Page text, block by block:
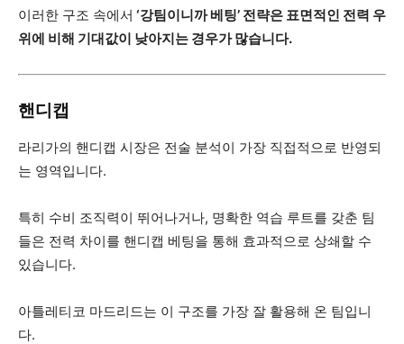
이러한 구조 속에서 ‘강팀이니까 베팅’ 전략은 표면적인 전력 우
위에 비해 기대값이 낮아지는 경우가 많습니다.
핸디캡
라리가의 핸디캡 시장은 전술 분석이 가장 직접적으로 반영되
는 영역입니다.
특히 수비 조직력이 뛰어나거나, 명확한 역습 루트를 갖춘 팀
들은 전력 차이를 핸디캡 베팅을 통해 효과적으로 상쇄할 수
있습니다.
아틀레티코 마드리드는 이 구조를 가장 잘 활용해 온 팀입니
다.